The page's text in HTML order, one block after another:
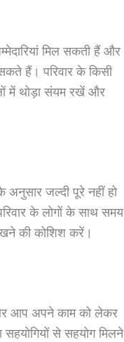
मिल सकती हैं और
हैं। परिवार के किसी
में थोड़ा संयम रखें और
जल्दी पूरे नहीं हो
के लोगों के साथ समय
की कोशिश करें।
आप अपने काम को लेकर
से सहयोग मिलने